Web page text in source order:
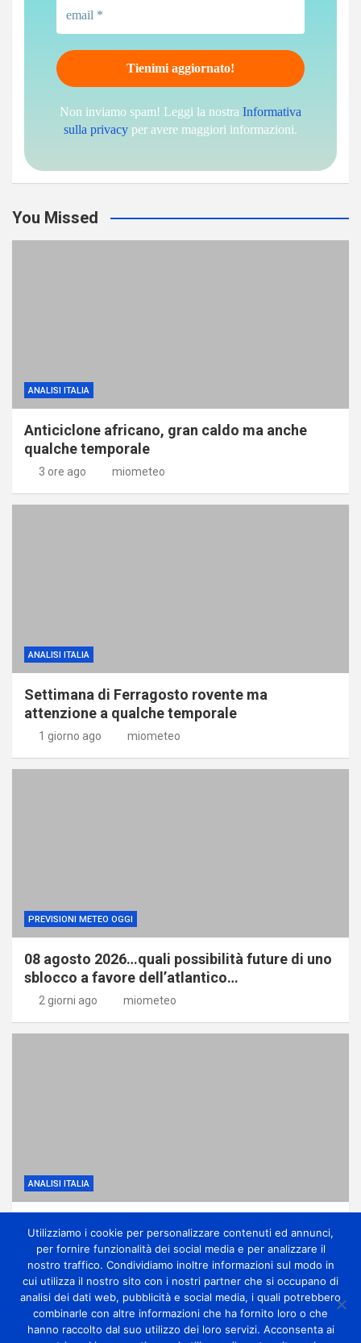
Non inviamo spam! Leggi la nostra Informativa
sulla privacy per avere maggiori informazioni.
You Missed
ANALISI ITALIA
Anticiclone africano, gran caldo ma anche
qualche temporale
3 ore ago miometeo
ANALISI ITALIA
Settimana di Ferragosto rovente ma
attenzione a qualche temporale
1 giorno ago miometeo
PREVISIONI METEO OGGI
08 agosto 2026…quali possibilità future di uno
sblocco a favore dell’atlantico…
2 giorni ago miometeo
ANALISI ITALIA
Ferragosto
2 giorni ago miometeo
Utilizziamo i cookie per personalizzare contenuti ed annunci,
per fornire funzionalità dei social media e per analizzare il
nostro traffico. Condividiamo inoltre informazioni sul modo in
cui utilizza il nostro sito con i nostri partner che si occupano di
analisi dei dati web, pubblicità e social media, i quali potrebbero
combinarle con altre informazioni che ha fornito loro o che
hanno raccolto dal suo utilizzo dei loro servizi. Acconsenta ai